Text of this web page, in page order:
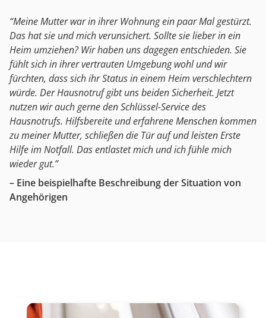
“Meine Mutter war in ihrer Wohnung ein paar Mal gestürzt.
Das hat sie und mich verunsichert. Sollte sie lieber in ein
Heim umziehen? Wir haben uns dagegen entschieden. Sie
fühlt sich in ihrer vertrauten Umgebung wohl und wir
fürchten, dass sich ihr Status in einem Heim verschlechtern
würde. Der Hausnotruf gibt uns beiden Sicherheit. Jetzt
nutzen wir auch gerne den Schlüssel-Service des
Hausnotrufs. Hilfsbereite und erfahrene Menschen kommen
zu meiner Mutter, schließen die Tür auf und leisten Erste
Hilfe im Notfall. Das entlastet mich und ich fühle mich
wieder gut.”
– Eine beispielhafte Beschreibung der Situation von
Angehörigen